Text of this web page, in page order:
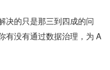
决的只是那三到四成的问
有没有通过数据治理，为 A